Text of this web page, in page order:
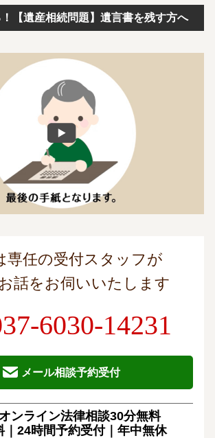
【遺産相続問題】遺言書を残す方へ
専任の受付スタッフが
話をお伺いいたします
6030-14231
メール相談予約受付
ンライン法律相談30分無料
24時間予約受付｜ 年中無休